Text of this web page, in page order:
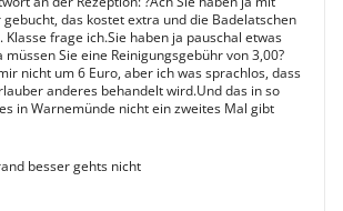
das kostet extra und die Badelatschen
Klasse frage ich.Sie haben ja pauschal etwas
Sie eine Reinigungsgebühr von 3,00?
nicht um 6 Euro, aber ich was sprachlos, dass
anderes behandelt wird.Und das in so
in Warnemünde nicht ein zweites Mal gibt
besser gehts nicht